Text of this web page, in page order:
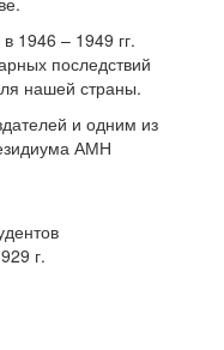
1946 – 1949 гг.
последствий
нашей страны.
и одним из
АМН
г.